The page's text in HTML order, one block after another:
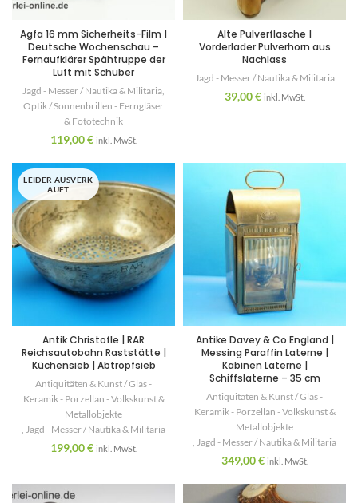
Agfa 16 mm Sicherheits-Film |
Deutsche Wochenschau –
Fernaufklärer Spähtruppe der
Luft mit Schuber
Jagd - Messer / Nautika & Militaria,
Optik / Sonnenbrillen - Ferngläser
& Fototechnik
119,00€ inkl. MwSt.
Alte Pulverflasche |
Vorderlader Pulverhorn aus
Nachlass
Jagd - Messer / Nautika & Militaria
39,00€ inkl. MwSt.
LEIDER AUSVERK
AUFT
Antik Christofle | RAR
Reichsautobahn Raststätte |
Küchensieb | Abtropfsieb
Antiquitäten & Kunst / Glas -
Keramik - Porzellan - Volkskunst &
Metallobjekte
, Jagd - Messer / Nautika & Militaria
199,00€ inkl. MwSt.
Antike Davey & Co England |
Messing Paraffin Laterne |
Kabinen Laterne |
Schiffslaterne – 35 cm
Antiquitäten & Kunst / Glas -
Keramik - Porzellan - Volkskunst &
Metallobjekte
, Jagd - Messer / Nautika & Militaria
349,00€ inkl. MwSt.